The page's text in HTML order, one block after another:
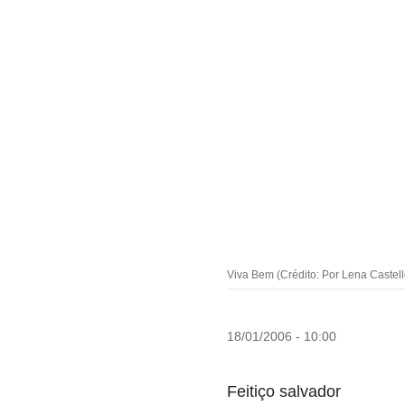
Viva Bem (Crédito: Por Lena
18/01/2006 - 10:00
Feitiço salvador